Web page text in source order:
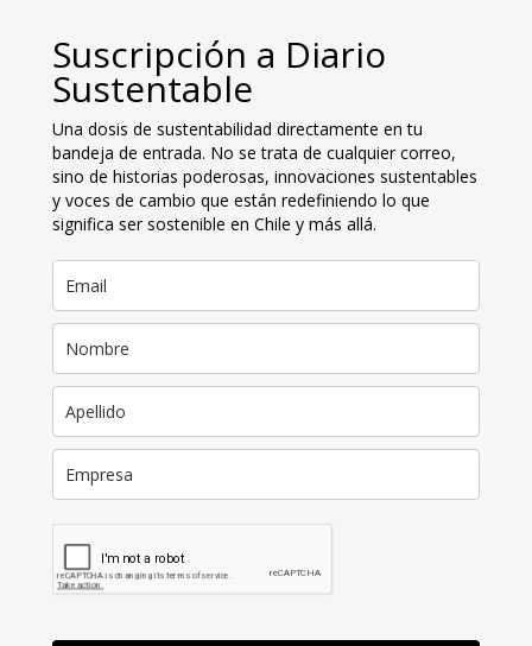
Suscripción a Diario
Sustentable
Una dosis de sustentabilidad directamente en tu
bandeja de entrada. No se trata de cualquier correo,
sino de historias poderosas, innovaciones sustentables
y voces de cambio que están redefiniendo lo que
significa ser sostenible en Chile y más allá.